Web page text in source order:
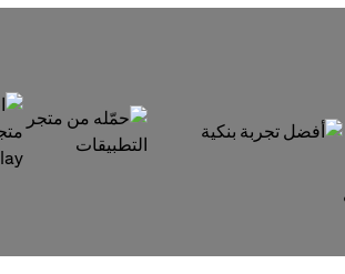
opens in a new tab